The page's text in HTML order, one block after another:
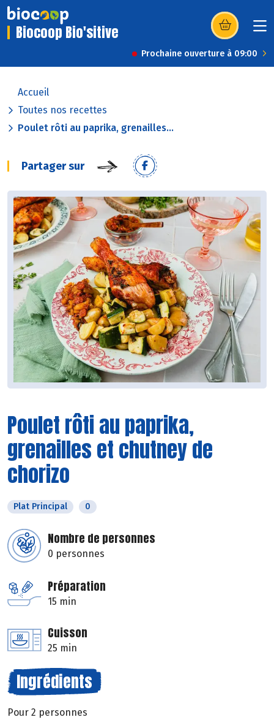
Biocoop Bio'sitive (s’ouvre dans
Prochaine ouverture à 09:00
Accueil
Toutes nos recettes
Poulet rôti au paprika, grenailles...
Partager sur
Poulet rôti au paprika,
grenailles et chutney de
chorizo
Plat Principal 0
Nombre de personnes
0 personnes
Préparation
15 min
Cuisson
25 min
Ingrédients
Pour 2 personnes